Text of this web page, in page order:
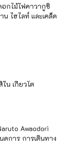
อกไม้ไฟคาวากูชิ
น ไฮไลท์ และเคล็ด
น เกียวโต
Awaodori
ดการ การเดินทาง